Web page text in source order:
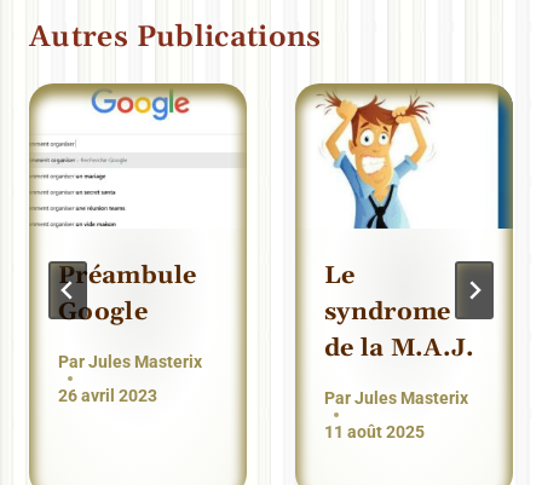
Autres Publications
Préambule
Google
ParJules Masterix
26 avril 2023
Le
syndrome
de la M.A.J.
ParJules Masterix
11 août 2025